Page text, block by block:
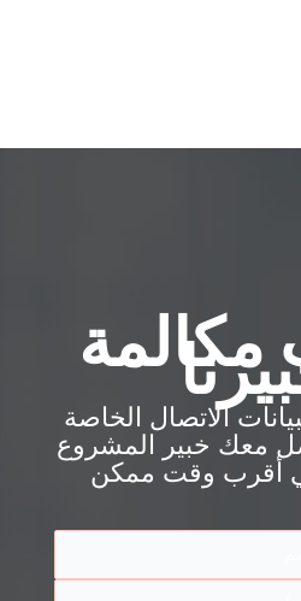
مكالمة
الاتصال الخاصة
معك خبير المشروع
أقرب وقت ممكن